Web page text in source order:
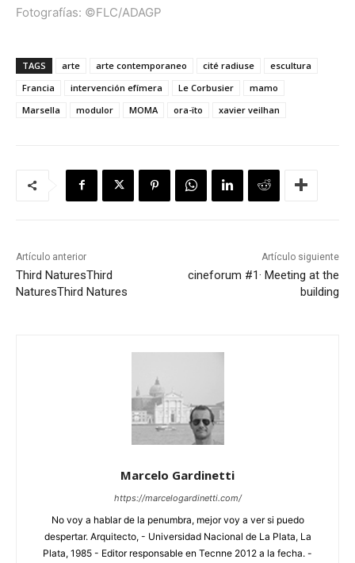
Fotografías: ©FLC/ADAGP
TAGS arte arte contemporaneo cité radiuse
escultura
Francia
intervención efímera Le Corbusier
mamo
Marsella
modulor MOMA ora-ïto xavier veilhan
Artículo anterior
Third NaturesThird
NaturesThird Natures
Artículo siguiente
cineforum #1· Meeting at the
building
Marcelo Gardinetti
https://marcelogardinetti.com/
No voy a hablar de la penumbra, mejor voy a ver si puedo
despertar. Arquitecto, - Universidad Nacional de La Plata, La
Plata, 1985 - Editor responsable en Tecnne 2012 a la fecha. -